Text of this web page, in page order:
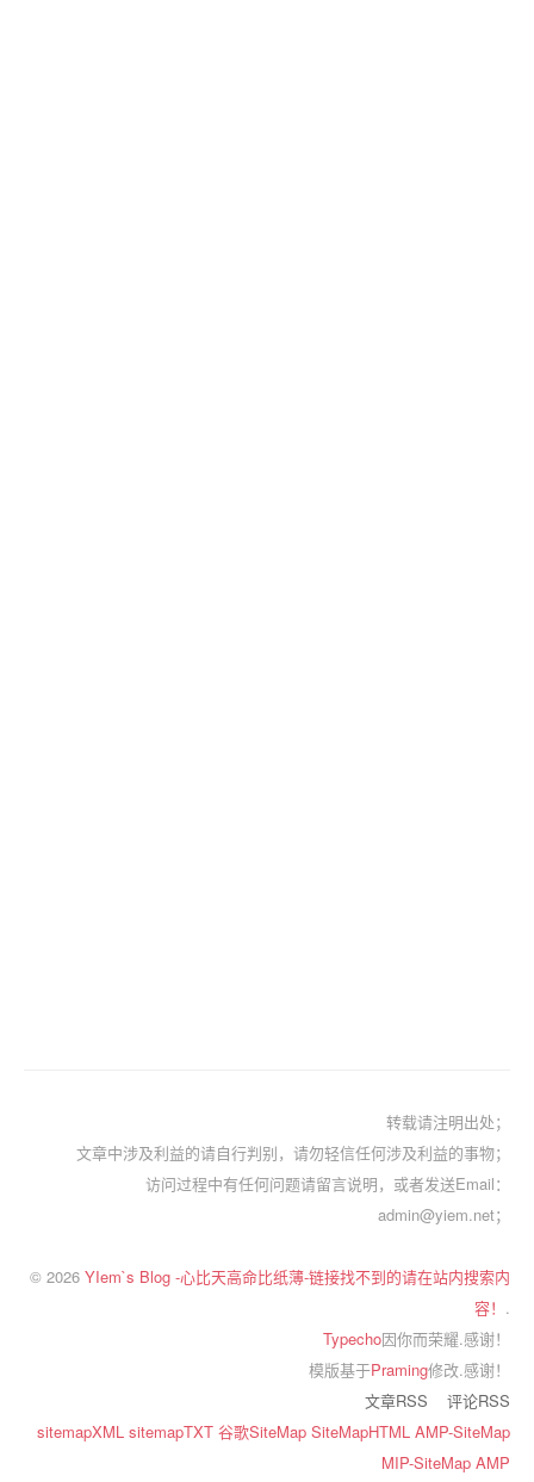
转载请注明出处；
文章中涉及利益的请自行判别，请勿轻信任何涉及利益的事物；
访问过程中有任何问题请留言说明，或者发送Email：
admin@yiem.net；
© 2026 YIem`s Blog -心比天高命比纸薄-链接找不到的请在站内搜索内
容！ .
Typecho因你而荣耀.感谢！
模版基于Praming修改.感谢！
文章RSS
评论RSS
sitemapXML sitemapTXT 谷歌SiteMap SiteMapHTML AMP-SiteMap
MIP-SiteMap AMP